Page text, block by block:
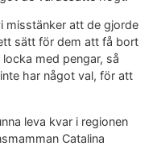
misstänker att de gjorde
sätt för dem att få bort
med pengar, så
har något val, för att
leva kvar i regionen
Catalina